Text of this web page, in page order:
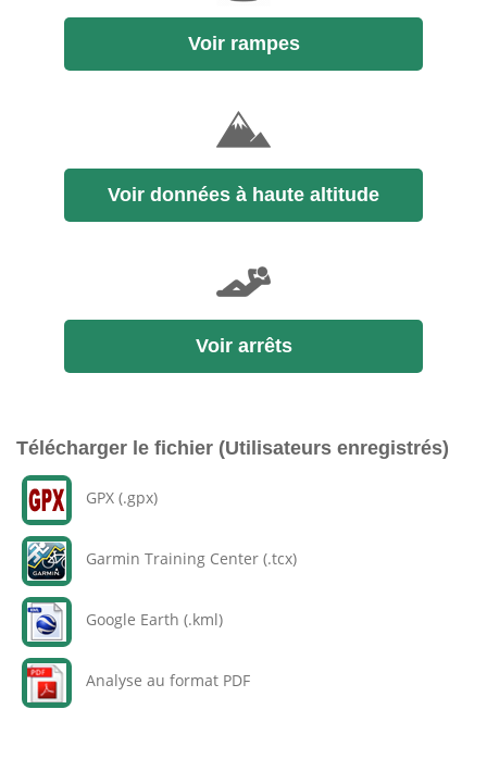
Voir rampes
Voir données à haute altitude
Voir arrêts
Télécharger le fichier (Utilisateurs enregistrés)
GPX (.gpx)
Garmin Training Center (.tcx)
Google Earth (.kml)
Analyse au format PDF